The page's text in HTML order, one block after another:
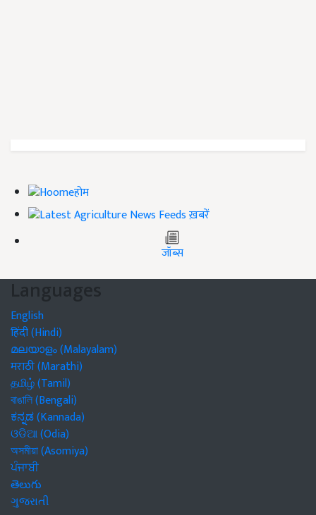
होम
ख़बरें
जॉब्स
Languages
English
हिंदी (Hindi)
മലയാളം (Malayalam)
मराठी (Marathi)
தமிழ் (Tamil)
বাঙালি (Bengali)
ಕನ್ನಡ (Kannada)
ଓଡିଆ (Odia)
অসমীয়া (Asomiya)
ਪੰਜਾਬੀ
తెలుగు
ગુજરાતી